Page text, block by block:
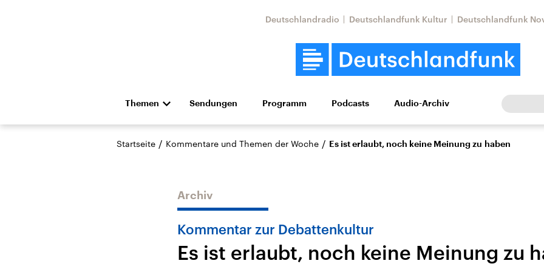
Deutschlandradio Deutschlandfunk Kultur Deutschlandfunk
Themen
Die Nachrichten Politik Wirtschaft Wissen Kultur Europa
Hörspiel und Feature Musik
Nahostkonflikt
Aktuelle Lage und
Iran
Faktenchecks
In unseren
Sendungen Programm Podcasts Audio-Archiv
Startseite / Kommentare und Themen der Woche / Es ist erlaubt, noch keine Meinung zu haben
Archiv
Kommentar zur Debattenkultur
Es ist erlaubt, noch keine Meinung zu